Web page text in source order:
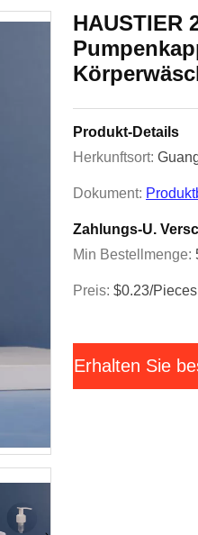
HAUSTIER
Produkt-Details
Herkunftsort:
Dokument:
Zahlungs-U.
Min Bestellmenge:
Preis: $0.23/
Erhalten Sie